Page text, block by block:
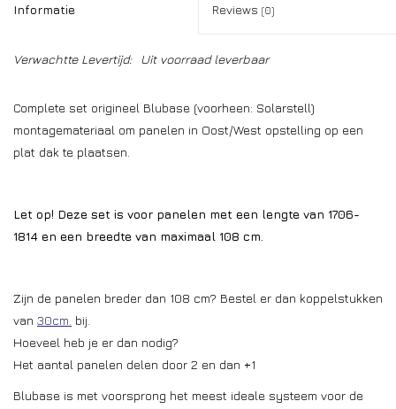
Informatie Reviews (0)
Verwachtte Levertijd: Uit voorraad leverbaar
Complete set origineel Blubase (voorheen: Solarstell)
montagemateriaal om panelen in Oost/West opstelling op een
plat dak te plaatsen.
Let op! Deze set is voor panelen met een lengte van 1706-
1814 en een breedte van maximaal 108 cm.
Zijn de panelen breder dan 108 cm? Bestel er dan koppelstukken
van 30cm. bij.
Hoeveel heb je er dan nodig?
Het aantal panelen delen door 2 en dan +1
Blubase is met voorsprong het meest ideale systeem voor de